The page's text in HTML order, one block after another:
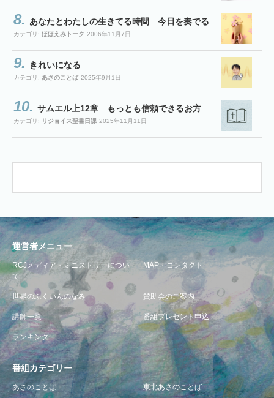
あなたとわたしの生きてる時間 今日を奏でる
カテゴリ: ほほえみトーク 2006年11月7日
きれいになる
カテゴリ: あさのことば 2025年9月1日
サムエル上12章 もっとも信頼できるお方
カテゴリ: リジョイス聖書日課 2025年11月11日
運営者メニュー
RCJメディア・ミニストリーについ
て
MAP・コンタクト
世界のふくいんのなみ 賛助会のご案内
講師一覧 番組プレゼント申込
ランキング
番組カテゴリー
あさのことば 東北あさのことば